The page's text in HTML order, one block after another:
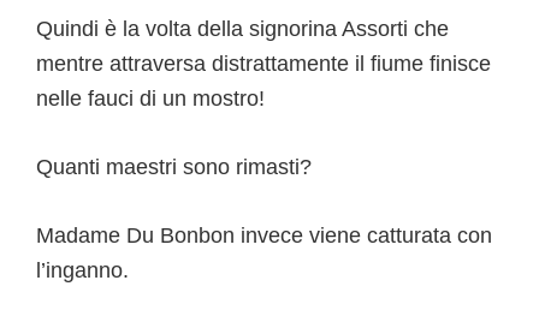
Quindi è la volta della signorina Assorti che
mentre attraversa distrattamente il fiume finisce
nelle fauci di un mostro!
Quanti maestri sono rimasti?
Madame Du Bonbon invece viene catturata con
l’inganno.